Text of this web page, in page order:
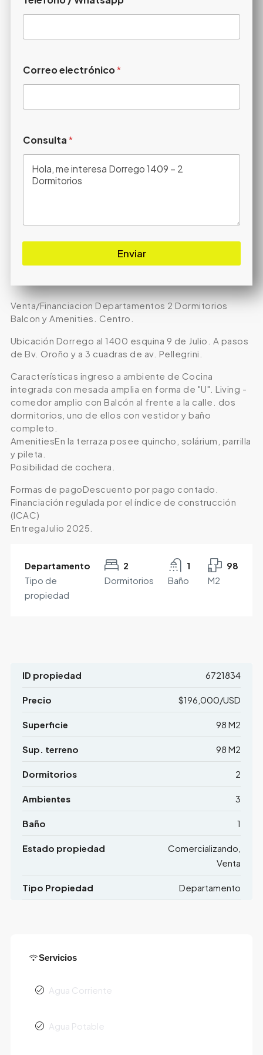
Correo electrónico*
Consulta*
Enviar
Venta/Financiacion Departamentos 2 Dormitorios
Balcon y Amenities. Centro.
Ubicación Dorrego al 1400 esquina 9 de Julio. A pasos
de Bv. Oroño y a 3 cuadras de av. Pellegrini.
Características ingreso a ambiente de Cocina
integrada con mesada amplia en forma de "U". Living -
comedor amplio con Balcón al frente a la calle. dos
dormitorios, uno de ellos con vestidor y baño
completo.
AmenitiesEn la terraza posee quincho, solárium, parrilla
y pileta.
Posibilidad de cochera.
Formas de pagoDescuento por pago contado.
Financiación regulada por el índice de construcción
(ICAC)
EntregaJulio 2025.
Departamento
Tipo de
propiedad
2
Dormitorios
1
Baño
98
M2
ID propiedad 6721834
Precio $196,000/USD
Superficie 98 M2
Sup. terreno 98 M2
Dormitorios 2
Ambientes 3
Baño 1
Estado propiedad
Comercializando,
Venta
Tipo Propiedad Departamento
Servicios
Agua Corriente
Agua Potable